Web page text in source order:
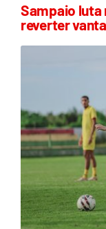
Sampaio luta
reverter